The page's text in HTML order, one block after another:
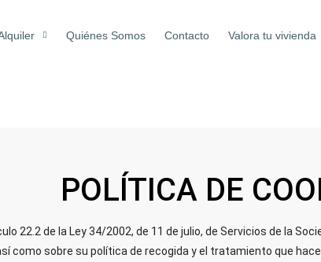
Quiénes Somos Contacto Valora tu vivienda
POLÍTICA DE
22.2 de la Ley 34/2002, de 11 de julio, de Servicios de la
como sobre su política de recogida y el tratamiento que